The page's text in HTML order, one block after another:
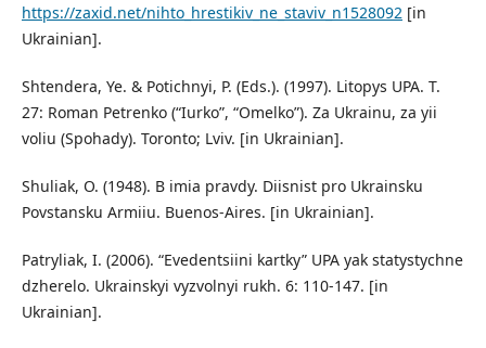
https://zaxid.net/nihto_hrestikiv_ne_staviv_n1528092[in
Ukrainian].
Shtendera, Ye. & Potichnyi, P. (Eds.). (1997). Litopys UPA. T.
27: Roman Petrenko (“Iurko”, “Omelko”). Za Ukrainu, za yii
voliu (Spohady). Toronto; Lviv. [in Ukrainian].
Shuliak, O. (1948). B imia pravdy. Diisnist pro Ukrainsku
Povstansku Armiiu. Buenos-Aires. [in Ukrainian].
Patryliak, I. (2006). “Evedentsiini kartky” UPA yak statystychne
dzherelo. Ukrainskyi vyzvolnyi rukh. 6: 110-147. [in
Ukrainian].